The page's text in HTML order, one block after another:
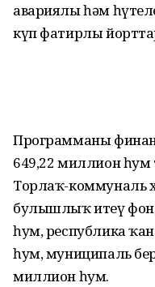
авариялы һәм
күп фатирлы
Программаны
649,22 миллион һум
Торлаҡ-коммуналь
булышлыҡ итеү
һум, республика
һум, муниципаль
миллион һум.